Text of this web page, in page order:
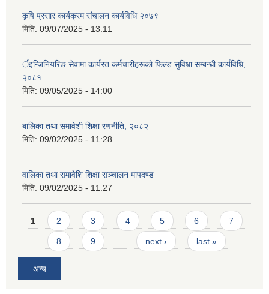
कृषि प्रसार कार्यक्रम संचालन कार्यविधि २०७९
मिति: 09/07/2025 - 13:11
र्इन्जिनियरिङ सेवामा कार्यरत कर्मचारीहरूको फिल्ड सुविधा सम्बन्धी कार्यविधि,
२०८१
मिति: 09/05/2025 - 14:00
बालिका तथा समावेशी शिक्षा रणनीति, २०८२
मिति: 09/02/2025 - 11:28
वालिका तथा समावेशि शिक्षा सञ्चालन मापदण्ड
मिति: 09/02/2025 - 11:27
Pages
1 2 3 4 5 6 7
8 9 next › last »
अन्य